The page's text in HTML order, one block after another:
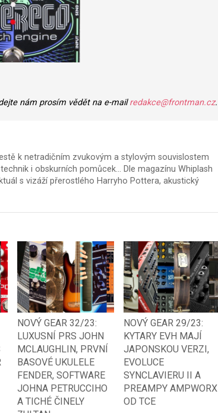
nám prosím vědět na e-mailredakce@frontman.cz.
k netradičním zvukovým a stylovým souvislostem
i obskurních pomůcek... Dle magazínu Whiplash
s vizáží přerostlého Harryho Pottera, akustický
NOVÝ GEAR 32/23:
LUXUSNÍ PRS JOHN
MCLAUGHLIN, PRVNÍ
BASOVÉ UKULELE
FENDER, SOFTWARE
JOHNA PETRUCCIHO
A TICHÉ ČINELY
NOVÝ GEAR 29/23:
KYTARY EVH MAJÍ
JAPONSKOU VERZI,
EVOLUCE
SYNCLAVIERU II A
PREAMPY AMPWORX
OD TCE